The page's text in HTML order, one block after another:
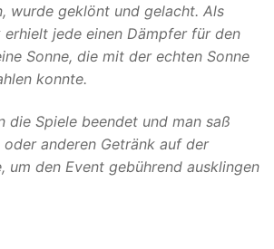
wurde geklönt und gelacht. Als
erhielt jede einen Dämpfer für den
Sonne, die mit der echten Sonne
konnte.
die Spiele beendet und man saß
anderen Getränk auf der
um den Event gebührend ausklingen